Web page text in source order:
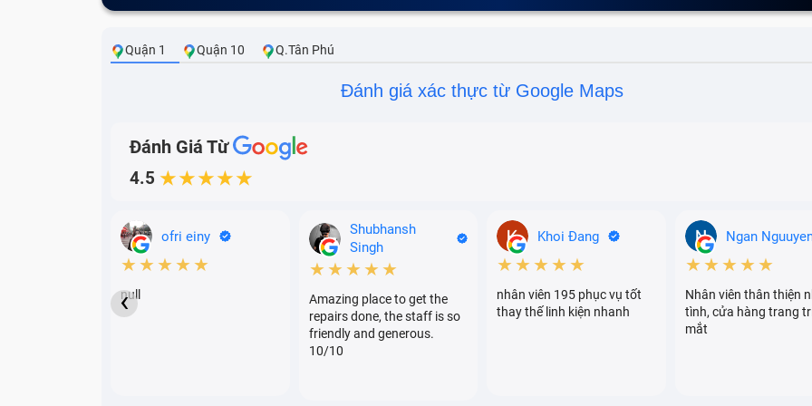
Quận 1 Quận 10 Q.Tân Phú
Đánh giá xác thực từ Google Maps
Đánh Giá Từ
4.5 ★★★★★
ofri einy
★★★★★
null
Shubhansh
Singh
★★★★★
Amazing place to get the
repairs done, the staff is so
friendly and generous.
10/10
Khoi Đang
★★★★★
nhân viên 195 phục vụ tốt
thay thế linh kiện nhanh
Ngan
★★★★★
Nhân viên thân thiện
tình, cửa hàng trang
mắt
‹